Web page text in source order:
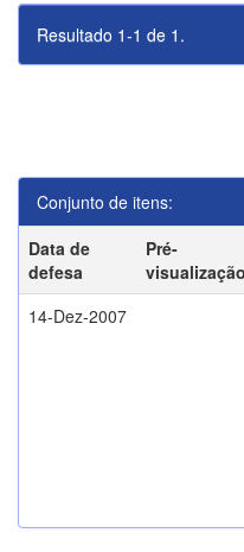
Resultado 1-1 de 1.
Conjunto de itens:
Data de
defesa
Pré-
visualização
14-Dez-2007